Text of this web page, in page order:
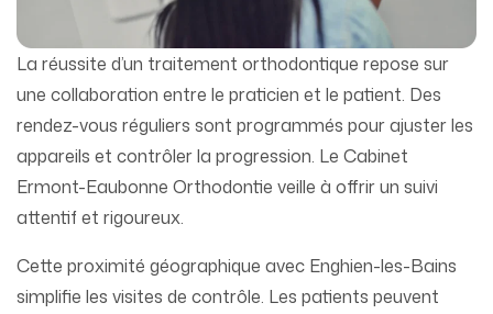
La réussite d’un traitement orthodontique repose sur
une collaboration entre le praticien et le patient. Des
rendez-vous réguliers sont programmés pour ajuster les
appareils et contrôler la progression. Le Cabinet
Ermont-Eaubonne Orthodontie veille à offrir un suivi
attentif et rigoureux.
Cette proximité géographique avec Enghien-les-Bains
simplifie les visites de contrôle. Les patients peuvent